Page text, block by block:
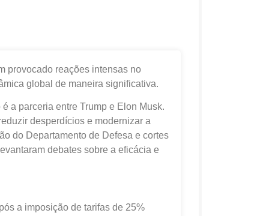
provocado reações intensas no
global de maneira significativa.
a parceria entre Trump e Elon Musk.
desperdícios e modernizar a
do Departamento de Defesa e cortes
debates sobre a eficácia e
a imposição de tarifas de 25%